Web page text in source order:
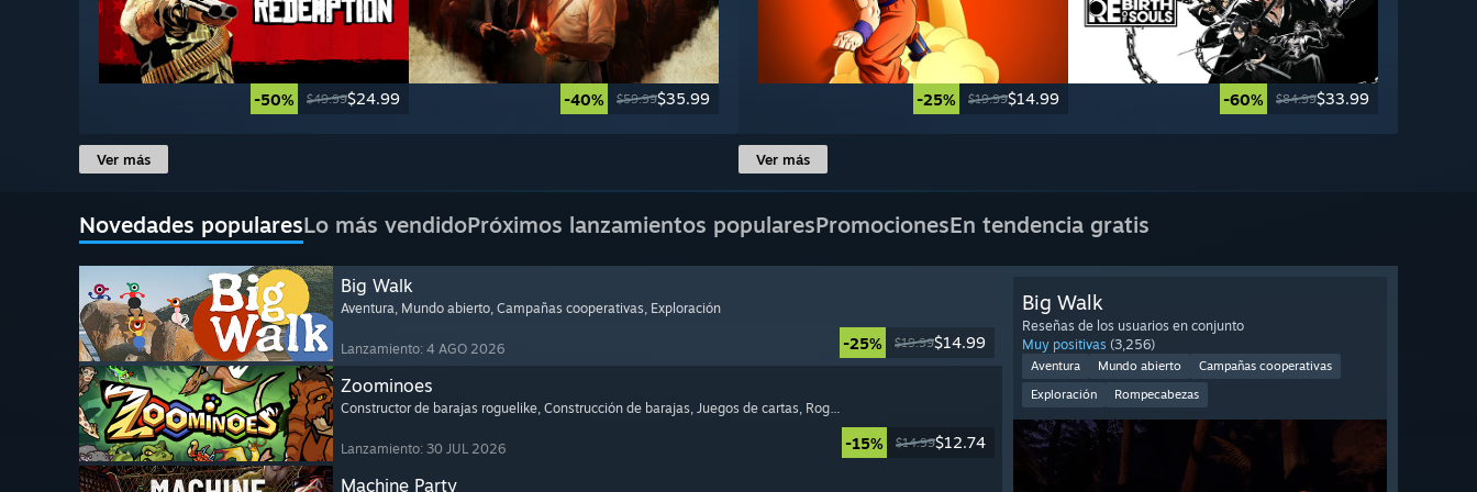
-50% $49.99$24.99 -40% $59.99$35.99
Ver más
-25% $19.99$14.99 -60% $84.99$33.99
Ver más
Novedades popularesLo más vendidoPróximos lanzamientos popularesPromocionesEn tendencia gratis
Big Walk
Aventura, Mundo abierto, Campañas cooperativas, Exploración
Lanzamiento: 4 AGO 2026 -25% $19.99$14.99
Zoominoes
Constructor de barajas roguelike, Construcción de barajas, Juegos de cartas, Roguelite
Lanzamiento: 30 JUL 2026 -15% $14.99$12.74
Machine Party
Big Walk
Reseñas de los usuarios en conjunto
Muy positivas (3,256)
Aventura Mundo abierto
Campañas cooperativas
Exploración
Rompecabezas